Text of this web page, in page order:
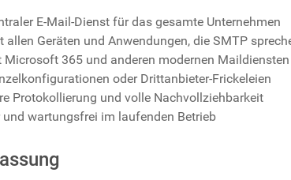
E-Mail-Dienst für das gesamte Unternehmen
allen Geräten und Anwendungen, die SMTP
365 und anderen modernen Maildiensten
oder Drittanbieter-Frickeleien
Protokollierung und volle Nachvollziehbarkeit
wartungsfrei im laufenden Betrieb